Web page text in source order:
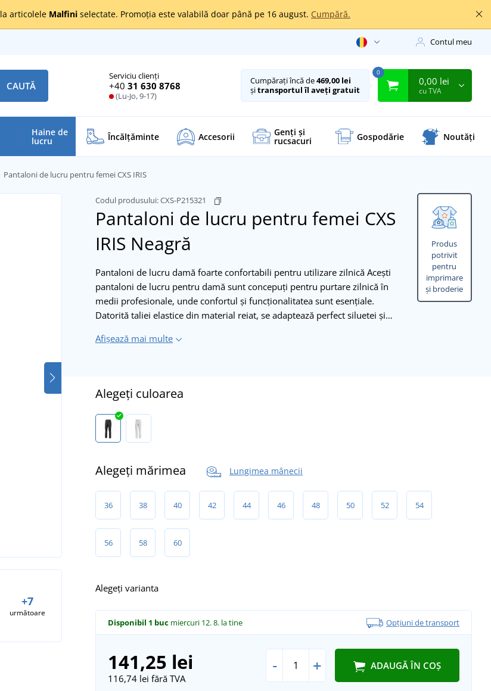
la articolele Malfini selectate. Promoția este valabilă doar până pe 16 august. Cumpără.
Contul meu
Serviciu clienți
+40 31 630 8768
(Lu-Jo, 9-17)
CAUTĂ Cumpărați încă de469,00 lei
șitransportul îl aveți gratuit
0
0,00 lei
cu TVA
Haine de
lucru Încălţăminte Accesorii Genți și
rucsacuri Gospodărie Noutăți
Pantaloni de lucru pentru femei CXS IRIS
Produs
potrivit
pentru
imprimare
și broderie
Codul produsului:CXS-P215321
Pantaloni de lucru pentru femei CXS
IRIS Neagră
+7
următoare
Pantaloni de lucru damă foarte confortabili pentru utilizare zilnică Acești
pantaloni de lucru pentru damă sunt concepuți pentru purtare zilnică în
medii profesionale, unde confortul și funcționalitatea sunt esențiale.
Datorită taliei elastice din material reiat, se adaptează perfect siluetei și…
Afișează mai multe
Alegeți culoarea
Alegeți mărimea Lungimea mânecii
36 38 40 42 44 46 48 50 52 54
56 58 60
Alegeți varianta
Disponibil 1 buc miercuri 12. 8. la tine Opțiuni de transport
141,25 lei
116,74 lei fără TVA
- + ADAUGĂ ÎN COȘ